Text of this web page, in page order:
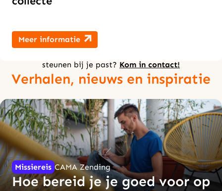
Meer informatie
steunen bij je past? Kom in contact!
Verhalen, nieuws en inspiratie
Hoe bereid je je goed voor op
Missiereis CAMA Zending